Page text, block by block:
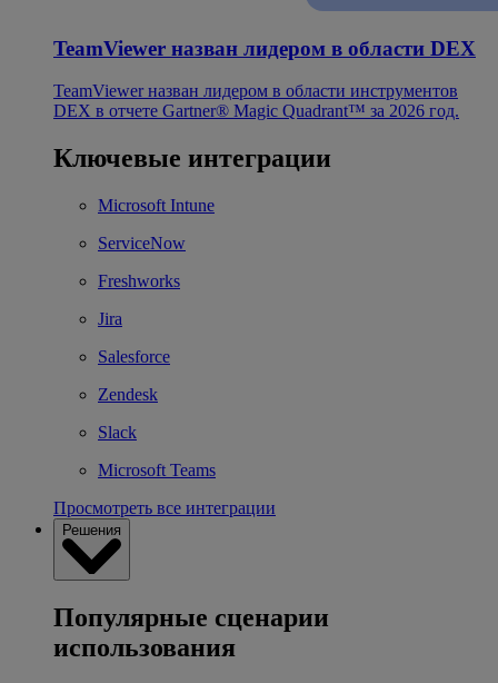
TeamViewer назван лидером в области DEX
TeamViewer назван лидером в области инструментов
DEX в отчете Gartner® Magic Quadrant™ за 2026 год.
Ключевые интеграции
Microsoft Intune
ServiceNow
Freshworks
Jira
Salesforce
Zendesk
Slack
Microsoft Teams
Просмотреть все интеграции
Решения
Популярные сценарии
использования